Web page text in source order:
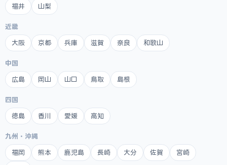
福井 山梨
近畿
大阪 京都 兵庫 滋賀 奈良 和歌山
中国
広島 岡山 山口 鳥取 島根
四国
徳島 香川 愛媛 高知
九州・沖縄
福岡 熊本 鹿児島 長崎 大分 佐賀 宮崎